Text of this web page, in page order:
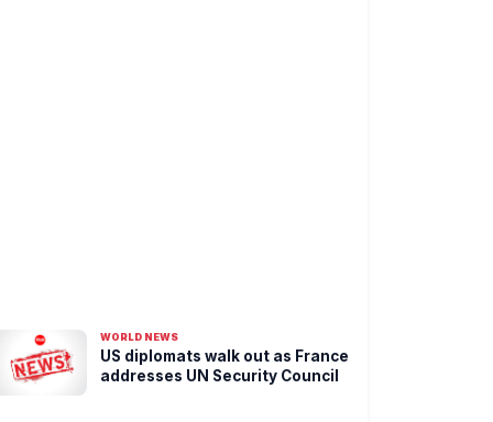
WORLD NEWS
US diplomats walk out as France
addresses UN Security Council